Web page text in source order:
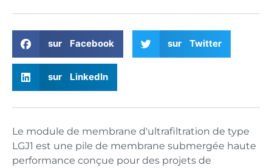
sur Facebook sur Twitter
sur LinkedIn
Le module de membrane d'ultrafiltration de type
LGJ1 est une pile de membrane submergée haute
performance conçue pour des projets de